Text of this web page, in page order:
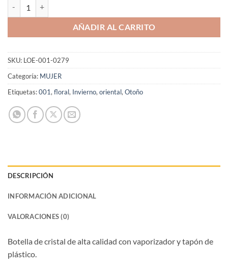
AÑADIR AL CARRITO
SKU: LOE-001-0279
Categoría: MUJER
Etiquetas:001, floral, Invierno, oriental, Otoño
DESCRIPCIÓN
INFORMACIÓN ADICIONAL
VALORACIONES (0)
Botella de cristal de alta calidad con vaporizador y tapón de
plástico.